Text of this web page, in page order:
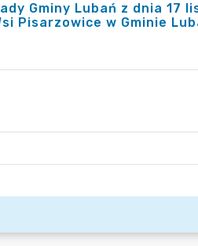
Gminy Lubań z dnia
Pisarzowice w Gminie